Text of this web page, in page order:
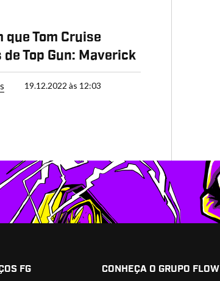
que Tom Cruise
Top Gun: Maverick
19.12.2022 às 12:03
FG CONHEÇA O GRUPO FLOW